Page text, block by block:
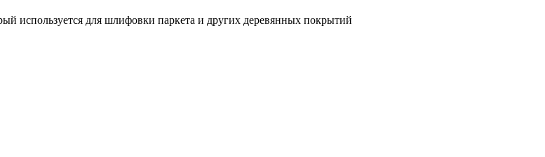
используется для шлифовки паркета и других деревянных покрытий